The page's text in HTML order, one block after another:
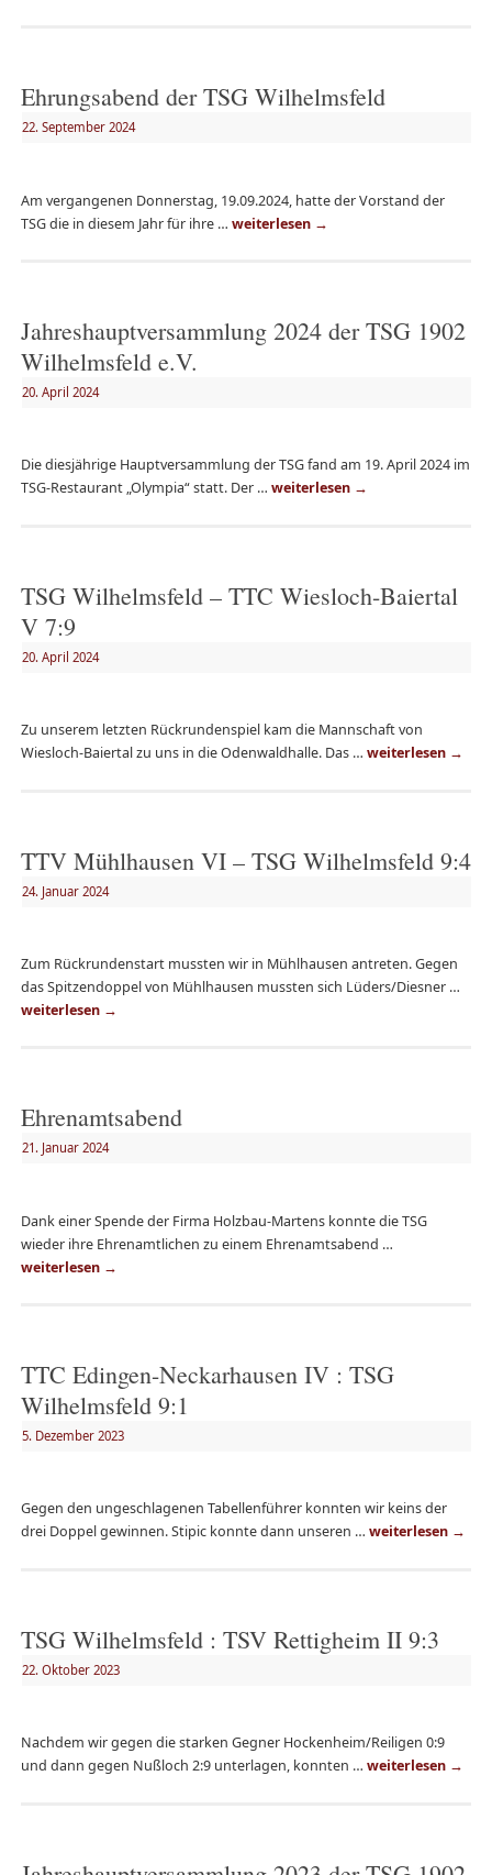
Ehrungsabend der TSG Wilhelmsfeld
22. September 2024
Am vergangenen Donnerstag, 19.09.2024, hatte der Vorstand der
TSG die in diesem Jahr für ihre … weiterlesen →
Jahreshauptversammlung 2024 der TSG 1902
Wilhelmsfeld e.V.
20. April 2024
Die diesjährige Hauptversammlung der TSG fand am 19. April 2024 im
TSG-Restaurant „Olympia“ statt. Der … weiterlesen →
TSG Wilhelmsfeld – TTC Wiesloch-Baiertal
V 7:9
20. April 2024
Zu unserem letzten Rückrundenspiel kam die Mannschaft von
Wiesloch-Baiertal zu uns in die Odenwaldhalle. Das … weiterlesen →
TTV Mühlhausen VI – TSG Wilhelmsfeld 9:4
24. Januar 2024
Zum Rückrundenstart mussten wir in Mühlhausen antreten. Gegen
das Spitzendoppel von Mühlhausen mussten sich Lüders/Diesner …
weiterlesen →
Ehrenamtsabend
21. Januar 2024
Dank einer Spende der Firma Holzbau-Martens konnte die TSG
wieder ihre Ehrenamtlichen zu einem Ehrenamtsabend …
weiterlesen →
TTC Edingen-Neckarhausen IV : TSG
Wilhelmsfeld 9:1
5. Dezember 2023
Gegen den ungeschlagenen Tabellenführer konnten wir keins der
drei Doppel gewinnen. Stipic konnte dann unseren … weiterlesen →
TSG Wilhelmsfeld : TSV Rettigheim II 9:3
22. Oktober 2023
Nachdem wir gegen die starken Gegner Hockenheim/Reiligen 0:9
und dann gegen Nußloch 2:9 unterlagen, konnten … weiterlesen →